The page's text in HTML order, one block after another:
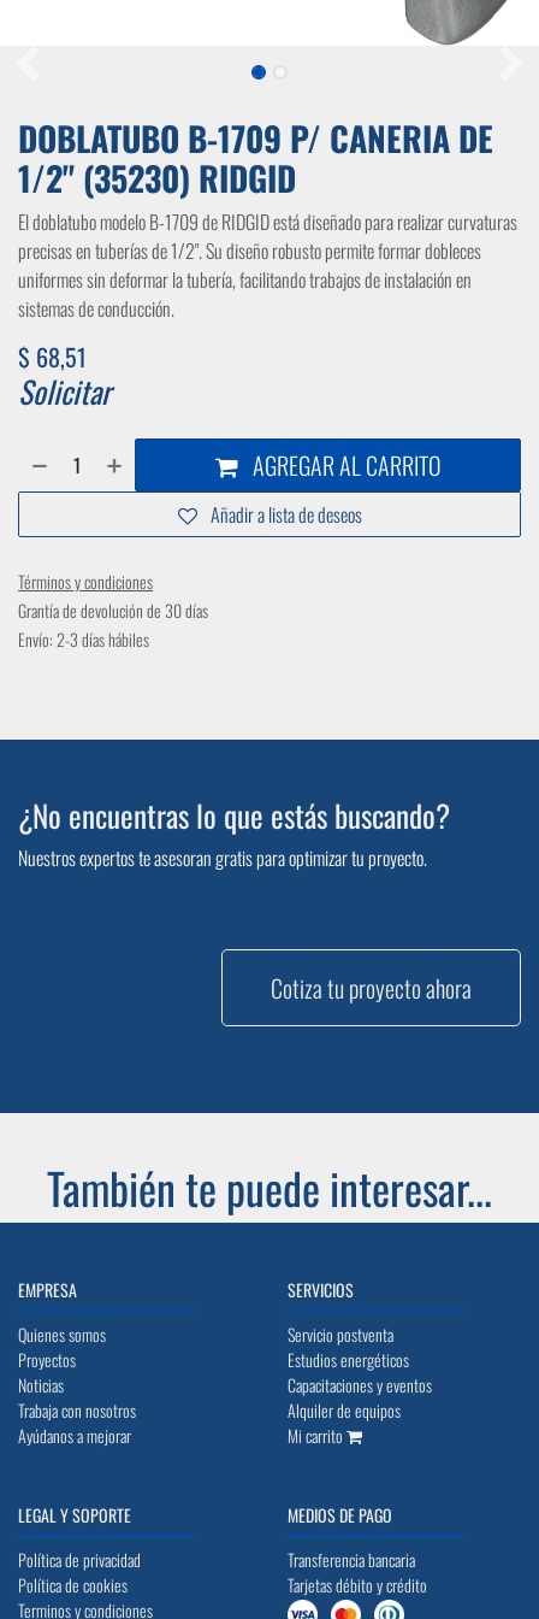
DOBLATUBO B-1709 P/ CANERIA DE
1/2" (35230) RIDGID
El doblatubo modelo B-1709 de RIDGID está diseñado para realizar curvaturas
precisas en tuberías de 1/2". Su diseño robusto permite formar dobleces
uniformes sin deformar la tubería, facilitando trabajos de instalación en
sistemas de conducción.
$ 68,51
Solicitar
AGREGAR AL CARRITO
Añadir a lista de deseos
Términos y condiciones
Grantía de devolución de 30 días
Envío: 2-3 días hábiles
¿No encuentras lo que estás buscando?
Nuestros expertos te asesoran gratis para optimizar tu proyecto.
Cotiza tu proyecto ahora
También te puede interesar...
EMPRESA
Quienes somos
Proyectos
Noticias
Trabaja con nosotros
Ayúdanos a mejorar
SERVICIOS
Servicio postventa
Estudios energéticos
Capacitaciones y eventos
Alquiler de equipos
Mi carrito
LEGAL Y SOPORTE
Política de privacidad
Política de cookies
Terminos y condiciones
MEDIOS DE PAGO
Transferencia bancaria
Tarjetas débito y crédito